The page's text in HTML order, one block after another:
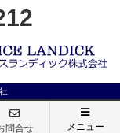
問合せ メニュー